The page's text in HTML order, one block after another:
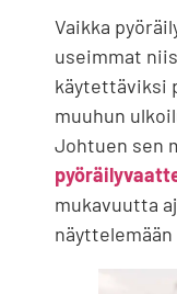
Vaikka
useimmat
käytettäviksi
muuhun
Johtuen sen
mukavuutta